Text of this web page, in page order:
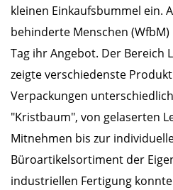
kleinen Einkaufsbummel ein.
behinderte Menschen
Tag ihr Angebot. Der Bereich
zeigte verschiedenste
Verpackungen
"Kristbaum", von gelaserten
Mitnehmen bis zur
Büroartikelsortiment der
industriellen Fertigung